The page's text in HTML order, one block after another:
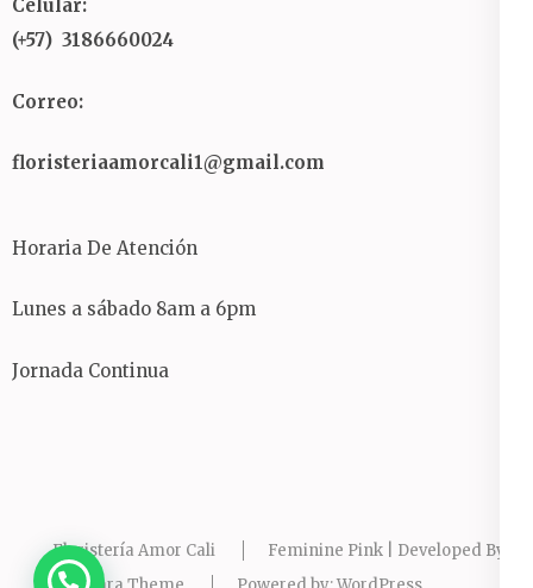
Celular:
(+57) 3186660024
Correo:
floristeriaamorcali1@gmail.com
Horaria De Atención
Lunes a sábado 8am a 6pm
Jornada Continua
Floristería Amor Cali
Feminine Pink | Developed By